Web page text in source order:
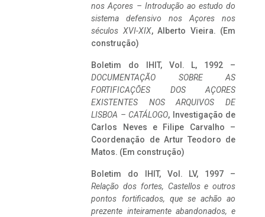
nos Açores – Introdução ao estudo do
sistema defensivo nos Açores nos
séculos XVI-XIX, Alberto Vieira. (Em
construção)
Boletim do IHIT, Vol. L, 1992 –
DOCUMENTAÇÃO SOBRE AS
FORTIFICAÇÕES DOS AÇORES
EXISTENTES NOS ARQUIVOS DE
LISBOA – CATÁLOGO, Investigação de
Carlos Neves e Filipe Carvalho –
Coordenação de Artur Teodoro de
Matos. (Em construção)
Boletim do IHIT, Vol. LV, 1997 –
Relação dos fortes, Castellos e outros
pontos fortificados, que se achão ao
prezente inteiramente abandonados, e